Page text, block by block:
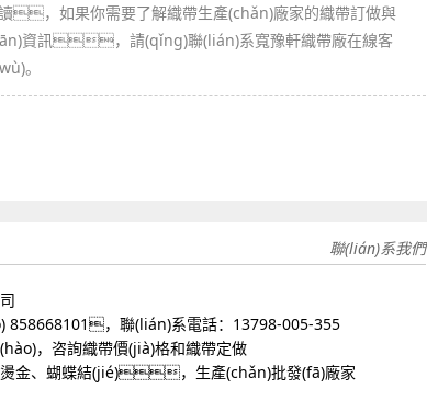
，如果你需要了解織帶生產(chǎn)廠家的織帶訂做與
資訊，請(qǐng)聯(lián)系寬豫軒織帶廠在線客
。
聯(lián)系我們
858668101，聯(lián)系電話：13798-005-355
，咨詢織帶價(jià)格和織帶定做
、蝴蝶結(jié)，生產(chǎn)批發(fā)廠家